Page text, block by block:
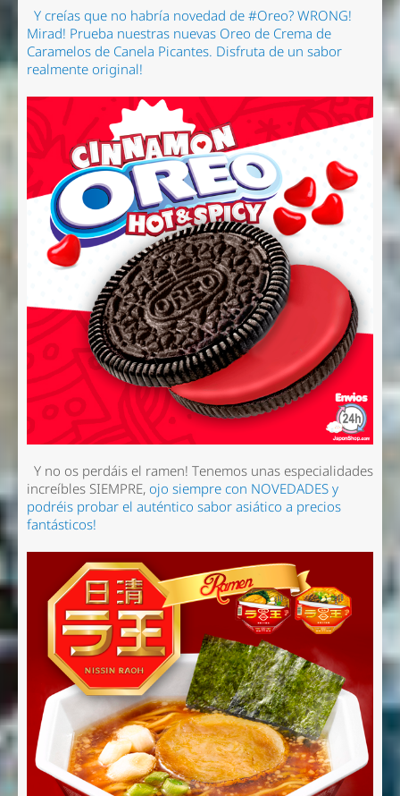
Y creías que no habría novedad de #Oreo? WRONG!
Mirad! Prueba nuestras nuevas Oreo de Crema de
Caramelos de Canela Picantes. Disfruta de un sabor
realmente original!
Y no os perdáis el ramen! Tenemos unas especialidades
increíbles SIEMPRE,ojo siempre con NOVEDADES y
podréis probar el auténtico sabor asiático a precios
fantásticos!